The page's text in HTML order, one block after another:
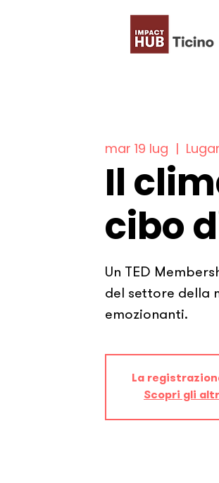
mar 19 lug
  |
Il
cibo
Un TED
del settore della
emozionanti.
La
Scopri gli